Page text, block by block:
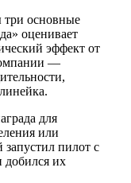
три основные
оценивает
эффект от
—
для
или
запустил пилот с
добился их